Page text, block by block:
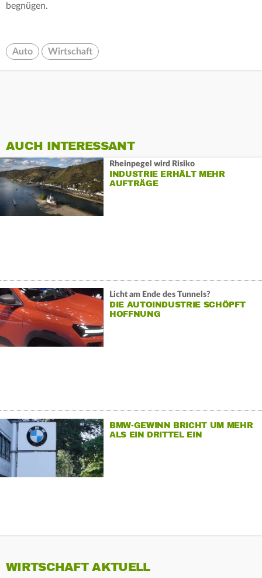
begnügen.
Auto Wirtschaft
AUCH INTERESSANT
Rheinpegel wird Risiko
INDUSTRIE ERHÄLT MEHR
AUFTRÄGE
Licht am Ende des Tunnels?
DIE AUTOINDUSTRIE SCHÖPFT
HOFFNUNG
BMW-GEWINN BRICHT UM MEHR
ALS EIN DRITTEL EIN
WIRTSCHAFT AKTUELL